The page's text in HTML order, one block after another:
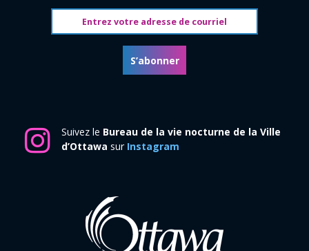
S’abonner
Suivez le Bureau de la vie nocturne de la Ville
d’Ottawa sur Instagram